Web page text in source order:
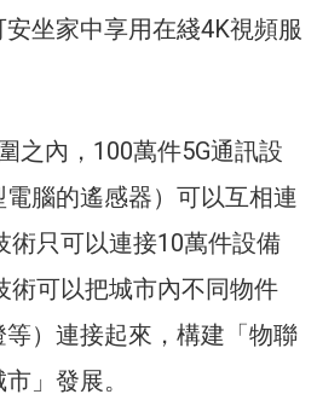
坐家中享用在綫4K視頻服
之內，100萬件5G通訊設
腦的遙感器）可以互相連
術只可以連接10萬件設備
術可以把城市內不同物件
等）連接起來，構建「物聯
」發展。